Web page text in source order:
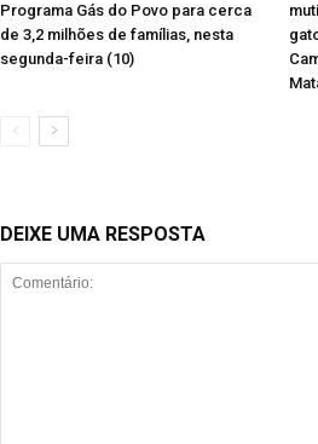
Programa Gás do Povo para cerca
de 3,2 milhões de famílias, nesta
segunda-feira (10)
DEIXE UMA RESPOSTA